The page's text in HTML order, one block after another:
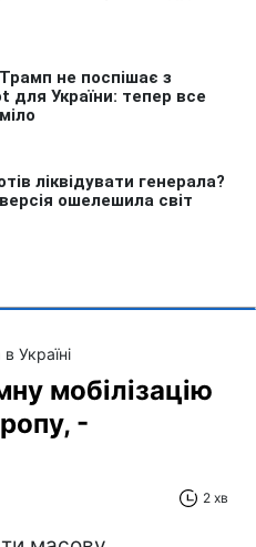
в Україні
мобілізацію
-
2 хв